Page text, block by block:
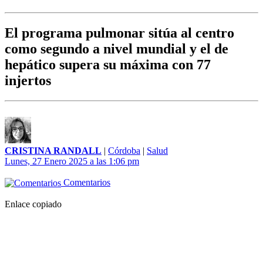
El programa pulmonar sitúa al centro
como segundo a nivel mundial y el de
hepático supera su máxima con 77
injertos
CRISTINA RANDALL | Córdoba | Salud
Lunes, 27 Enero 2025 a las 1:06 pm
Comentarios
Enlace copiado